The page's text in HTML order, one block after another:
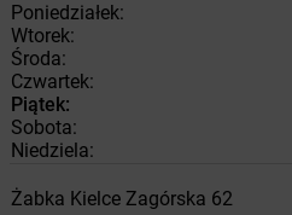
Poniedziałek:
Wtorek:
Środa:
Czwartek:
Piątek:
Sobota:
Niedziela:
Żabka Kielce Zagórska 62